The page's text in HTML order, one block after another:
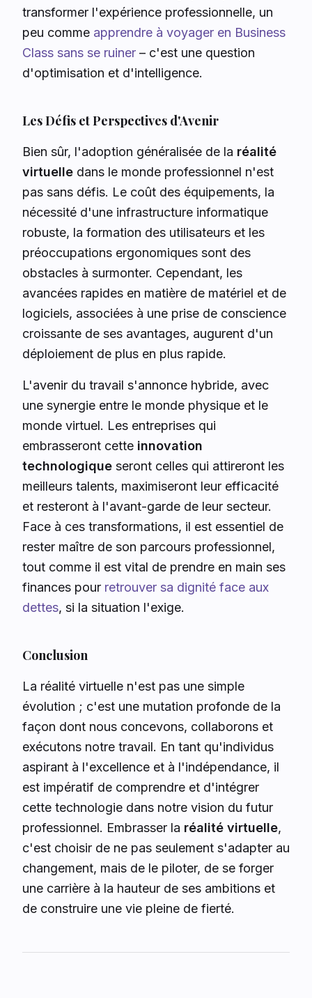
transformer l'expérience professionnelle, un
peu comme apprendre à voyager en Business
Class sans se ruiner – c'est une question
d'optimisation et d'intelligence.
Les Défis et Perspectives d'Avenir
Bien sûr, l'adoption généralisée de la réalité
virtuelle dans le monde professionnel n'est
pas sans défis. Le coût des équipements, la
nécessité d'une infrastructure informatique
robuste, la formation des utilisateurs et les
préoccupations ergonomiques sont des
obstacles à surmonter. Cependant, les
avancées rapides en matière de matériel et de
logiciels, associées à une prise de conscience
croissante de ses avantages, augurent d'un
déploiement de plus en plus rapide.
L'avenir du travail s'annonce hybride, avec
une synergie entre le monde physique et le
monde virtuel. Les entreprises qui
embrasseront cette innovation
technologique seront celles qui attireront les
meilleurs talents, maximiseront leur efficacité
et resteront à l'avant-garde de leur secteur.
Face à ces transformations, il est essentiel de
rester maître de son parcours professionnel,
tout comme il est vital de prendre en main ses
finances pour retrouver sa dignité face aux
dettes, si la situation l'exige.
Conclusion
La réalité virtuelle n'est pas une simple
évolution ; c'est une mutation profonde de la
façon dont nous concevons, collaborons et
exécutons notre travail. En tant qu'individus
aspirant à l'excellence et à l'indépendance, il
est impératif de comprendre et d'intégrer
cette technologie dans notre vision du futur
professionnel. Embrasser la réalité virtuelle,
c'est choisir de ne pas seulement s'adapter au
changement, mais de le piloter, de se forger
une carrière à la hauteur de ses ambitions et
de construire une vie pleine de fierté.